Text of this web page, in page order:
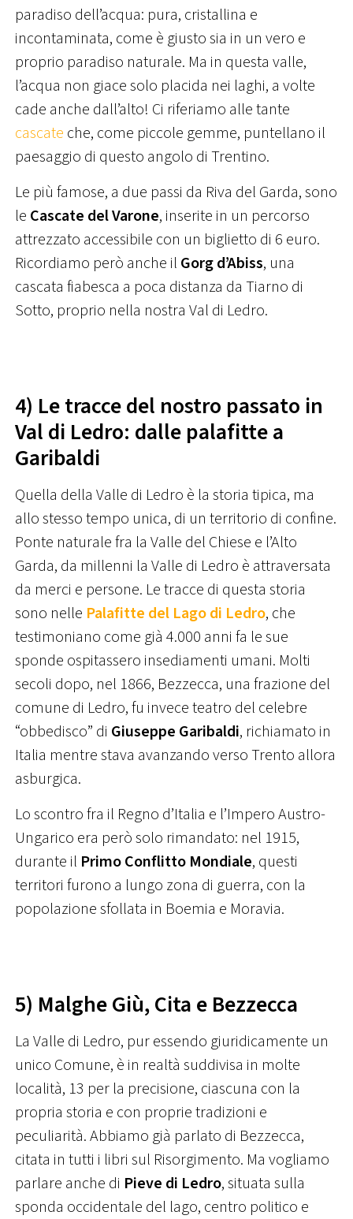
paradiso dell’acqua: pura, cristallina e
incontaminata, come è giusto sia in un vero e
proprio paradiso naturale. Ma in questa valle,
l’acqua non giace solo placida nei laghi, a volte
cade anche dall’alto! Ci riferiamo alle tante
cascate che, come piccole gemme, puntellano il
paesaggio di questo angolo di Trentino.
Le più famose, a due passi da Riva del Garda, sono
le Cascate del Varone, inserite in un percorso
attrezzato accessibile con un biglietto di 6 euro.
Ricordiamo però anche il Gorg d’Abiss, una
cascata fiabesca a poca distanza da Tiarno di
Sotto, proprio nella nostra Val di Ledro.
4) Le tracce del nostro passato in
Val di Ledro: dalle palafitte a
Garibaldi
Quella della Valle di Ledro è la storia tipica, ma
allo stesso tempo unica, di un territorio di confine.
Ponte naturale fra la Valle del Chiese e l’Alto
Garda, da millenni la Valle di Ledro è attraversata
da merci e persone. Le tracce di questa storia
sono nelle Palafitte del Lago di Ledro, che
testimoniano come già 4.000 anni fa le sue
sponde ospitassero insediamenti umani. Molti
secoli dopo, nel 1866, Bezzecca, una frazione del
comune di Ledro, fu invece teatro del celebre
“obbedisco” di Giuseppe Garibaldi, richiamato in
Italia mentre stava avanzando verso Trento allora
asburgica.
Lo scontro fra il Regno d’Italia e l’Impero Austro-
Ungarico era però solo rimandato: nel 1915,
durante il Primo Conflitto Mondiale, questi
territori furono a lungo zona di guerra, con la
popolazione sfollata in Boemia e Moravia.
5) Malghe Giù, Cita e Bezzecca
La Valle di Ledro, pur essendo giuridicamente un
unico Comune, è in realtà suddivisa in molte
località, 13 per la precisione, ciascuna con la
propria storia e con proprie tradizioni e
peculiarità. Abbiamo già parlato di Bezzecca,
citata in tutti i libri sul Risorgimento. Ma vogliamo
parlare anche di Pieve di Ledro, situata sulla
sponda occidentale del lago, centro politico e